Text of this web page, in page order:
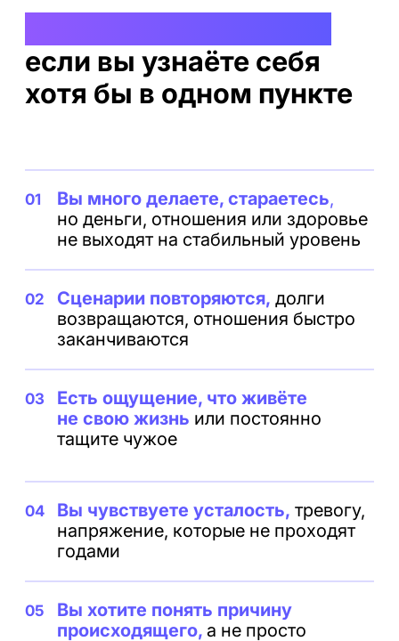
напряжение, которые не проходят
психология и практика
Вы хотите понять причину
происходящего, а не просто
«позитивно мыслить»
05
Что вы узнаете
в течение вебинара
Как наши эмоции формируют
на будущее
Как работает карма и законы
Вселенной